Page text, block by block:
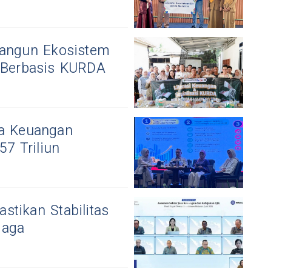
Ekosistem
KURDA
Keuangan
Triliun
Stabilitas